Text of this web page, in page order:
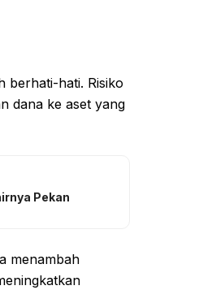
berhati-hati. Risiko
dana ke aset yang
Pekan
menambah